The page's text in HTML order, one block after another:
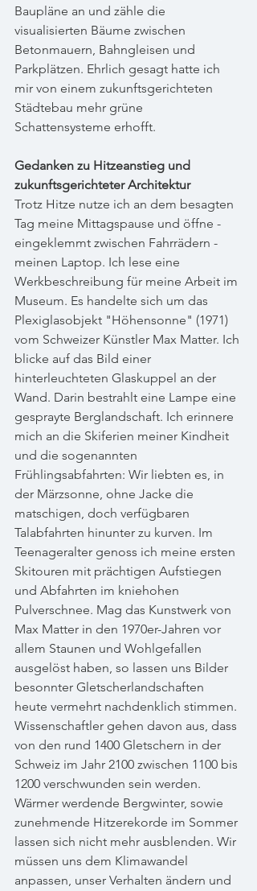
Baupläne an und zähle die
visualisierten Bäume zwischen
Betonmauern, Bahngleisen und
Parkplätzen. Ehrlich gesagt hatte ich
mir von einem zukunftsgerichteten
Städtebau mehr grüne
Schattensysteme erhofft.
Gedanken zu Hitzeanstieg und
zukunftsgerichteter Architektur
Trotz Hitze nutze ich an dem besagten
Tag meine Mittagspause und öffne -
eingeklemmt zwischen Fahrrädern -
meinen Laptop. Ich lese eine
Werkbeschreibung für meine Arbeit im
Museum. Es handelte sich um das
Plexiglasobjekt "Höhensonne" (1971)
vom Schweizer Künstler Max Matter. Ich
blicke auf das Bild einer
hinterleuchteten Glaskuppel an der
Wand. Darin bestrahlt eine Lampe eine
gesprayte Berglandschaft. Ich erinnere
mich an die Skiferien meiner Kindheit
und die sogenannten
Frühlingsabfahrten: Wir liebten es, in
der Märzsonne, ohne Jacke die
matschigen, doch verfügbaren
Talabfahrten hinunter zu kurven. Im
Teenageralter genoss ich meine ersten
Skitouren mit prächtigen Aufstiegen
und Abfahrten im kniehohen
Pulverschnee. Mag das Kunstwerk von
Max Matter in den 1970er-Jahren vor
allem Staunen und Wohlgefallen
ausgelöst haben, so lassen uns Bilder
besonnter Gletscherlandschaften
heute vermehrt nachdenklich stimmen.
Wissenschaftler gehen davon aus, dass
von den rund 1400 Gletschern in der
Schweiz im Jahr 2100 zwischen 1100 bis
1200 verschwunden sein werden.
Wärmer werdende Bergwinter, sowie
zunehmende Hitzerekorde im Sommer
lassen sich nicht mehr ausblenden. Wir
müssen uns dem Klimawandel
anpassen, unser Verhalten ändern und